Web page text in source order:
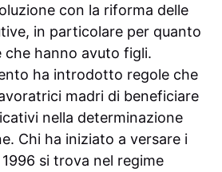
con la riforma delle
in particolare per quanto
che hanno avuto figli.
ha introdotto regole che
madri di beneficiare
nella determinazione
Chi ha iniziato a versare i
si trova nel regime